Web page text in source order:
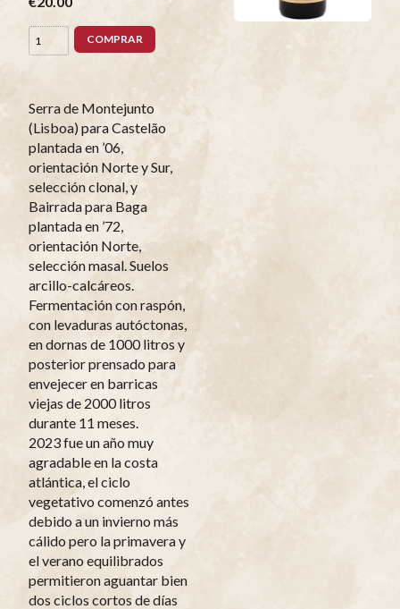
COMPRAR
Serra de Montejunto
(Lisboa) para Castelão
plantada en ’06,
orientación Norte y Sur,
selección clonal, y
Bairrada para Baga
plantada en ’72,
orientación Norte,
selección masal. Suelos
arcillo-calcáreos.
Fermentación con raspón,
con levaduras autóctonas,
en dornas de 1000 litros y
posterior prensado para
envejecer en barricas
viejas de 2000 litros
durante 11 meses.
2023 fue un año muy
agradable en la costa
atlántica, el ciclo
vegetativo comenzó antes
debido a un invierno más
cálido pero la primavera y
el verano equilibrados
permitieron aguantar bien
dos ciclos cortos de días